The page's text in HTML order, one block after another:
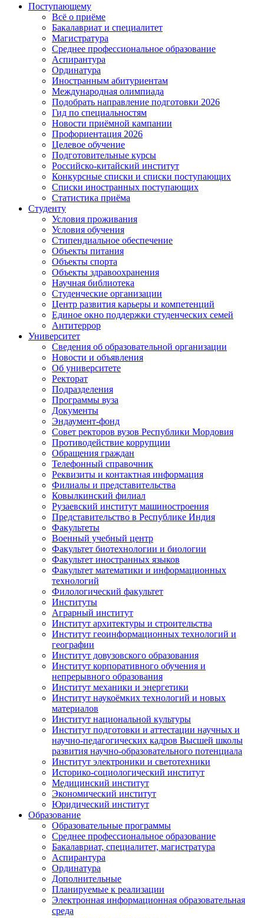
Поступающему
Всё о приёме
Бакалавриат и специалитет
Магистратура
Среднее профессиональное образование
Аспирантура
Ординатура
Иностранным абитуриентам
Международная олимпиада
Подобрать направление подготовки 2026
Гид по специальностям
Новости приёмной кампании
Профориентация 2026
Целевое обучение
Подготовительные курсы
Российско-китайский институт
Конкурсные списки и списки поступающих
Списки иностранных поступающих
Статистика приёма
Студенту
Условия проживания
Условия обучения
Стипендиальное обеспечение
Объекты питания
Объекты спорта
Объекты здравоохранения
Научная библиотека
Студенческие организации
Центр развития карьеры и компетенций
Единое окно поддержки студенческих семей
Антитеррор
Университет
Сведения об образовательной организации
Новости и объявления
Об университете
Ректорат
Подразделения
Программы вуза
Документы
Эндаумент-фонд
Совет ректоров вузов Республики Мордовия
Противодействие коррупции
Обращения граждан
Телефонный справочник
Реквизиты и контактная информация
Филиалы и представительства
Ковылкинский филиал
Рузаевский институт машиностроения
Представительство в Республике Индия
Факультеты
Военный учебный центр
Факультет биотехнологии и биологии
Факультет иностранных языков
Факультет математики и информационных
технологий
Филологический факультет
Институты
Аграрный институт
Институт архитектуры и строительства
Институт геоинформационных технологий и
географии
Институт довузовского образования
Институт корпоративного обучения и
непрерывного образования
Институт механики и энергетики
Институт наукоёмких технологий и новых
материалов
Институт национальной культуры
Институт подготовки и аттестации научных и
научно-педагогических кадров Высшей школы
развития научно-образовательного потенциала
Институт электроники и светотехники
Историко-социологический институт
Медицинский институт
Экономический институт
Юридический институт
Образование
Образовательные программы
Среднее профессиональное образование
Бакалавриат, специалитет, магистратура
Аспирантура
Ординатура
Дополнительные
Планируемые к реализации
Электронная информационная образовательная
среда